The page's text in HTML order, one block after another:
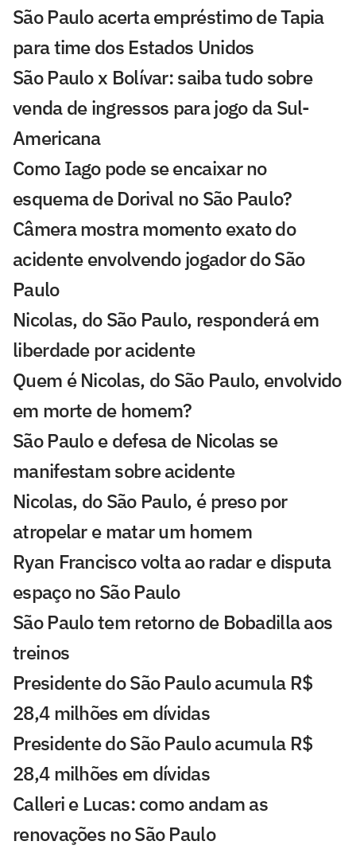
São Paulo acerta empréstimo de Tapia
para time dos Estados Unidos
São Paulo x Bolívar: saiba tudo sobre
venda de ingressos para jogo da Sul-
Americana
Como Iago pode se encaixar no
esquema de Dorival no São Paulo?
Câmera mostra momento exato do
acidente envolvendo jogador do São
Paulo
Nicolas, do São Paulo, responderá em
liberdade por acidente
Quem é Nicolas, do São Paulo, envolvido
em morte de homem?
São Paulo e defesa de Nicolas se
manifestam sobre acidente
Nicolas, do São Paulo, é preso por
atropelar e matar um homem
Ryan Francisco volta ao radar e disputa
espaço no São Paulo
São Paulo tem retorno de Bobadilla aos
treinos
Presidente do São Paulo acumula R$
28,4 milhões em dívidas
Presidente do São Paulo acumula R$
28,4 milhões em dívidas
Calleri e Lucas: como andam as
renovações no São Paulo